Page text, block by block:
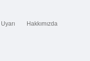
Hakkımızda